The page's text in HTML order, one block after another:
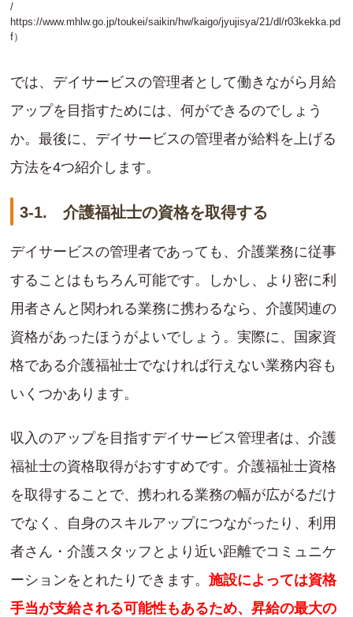
/
https://www.mhlw.go.jp/toukei/saikin/hw/kaigo/jyujisya/21/dl/r03kekka.pd
f）
では、デイサービスの管理者として働きながら月給
アップを目指すためには、何ができるのでしょう
か。最後に、デイサービスの管理者が給料を上げる
方法を4つ紹介します。
3-1. 介護福祉士の資格を取得する
デイサービスの管理者であっても、介護業務に従事
することはもちろん可能です。しかし、より密に利
用者さんと関われる業務に携わるなら、介護関連の
資格があったほうがよいでしょう。実際に、国家資
格である介護福祉士でなければ行えない業務内容も
いくつかあります。
収入のアップを目指すデイサービス管理者は、介護
福祉士の資格取得がおすすめです。介護福祉士資格
を取得することで、携われる業務の幅が広がるだけ
でなく、自身のスキルアップにつながったり、利用
者さん・介護スタッフとより近い距離でコミュニケ
ーションをとれたりできます。 施設によっては資格
手当が支給される可能性もあるため、昇給の最大の